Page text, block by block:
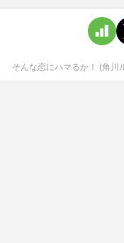
そんな恋にハマるか！ (角川